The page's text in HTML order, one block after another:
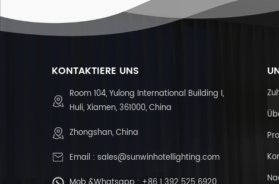
KONTAKTIERE UNS
Room 104, Yulong International Building I,
Huli, Xiamen, 361000, China
Zhongshan, China
Email : sales@sunwinhotellighting.com